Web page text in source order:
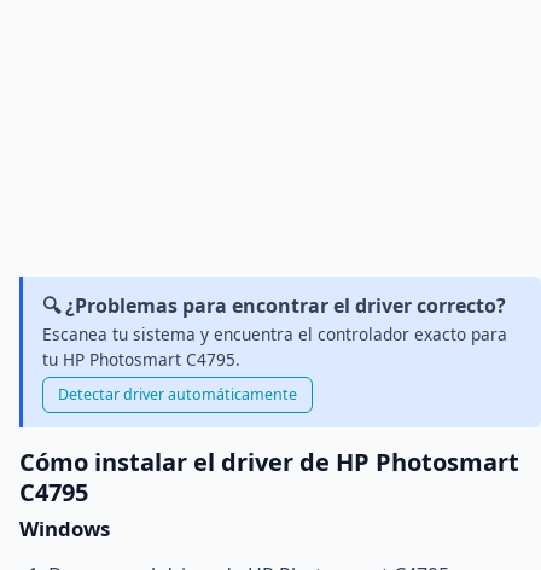
🔍 ¿Problemas para encontrar el driver correcto?
Escanea tu sistema y encuentra el controlador exacto para
tu HP Photosmart C4795.
Detectar driver automáticamente
Cómo instalar el driver de HP Photosmart
C4795
Windows